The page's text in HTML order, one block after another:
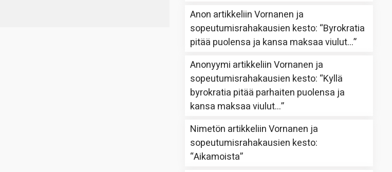
Anon artikkeliinVornanen ja
sopeutumisrahakausien kesto: “Byrokratia
pitää puolensa ja kansa maksaa viulut…”
Anonyymi artikkeliinVornanen ja
sopeutumisrahakausien kesto: “Kyllä
byrokratia pitää parhaiten puolensa ja
kansa maksaa viulut…”
Nimetön artikkeliinVornanen ja
sopeutumisrahakausien kesto:
“Aikamoista”